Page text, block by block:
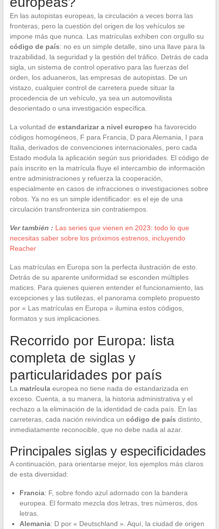
En las autopistas europeas, la circulación a veces borra las
fronteras, pero la cuestión del origen de los vehículos se
impone más que nunca. Las matrículas exhiben con orgullo su
código de país: no es un simple detalle, sino una llave para la
trazabilidad, la seguridad y la gestión del tráfico. Detrás de cada
sigla, un sistema de control operativo para las fuerzas del
orden, los aduaneros, las empresas de autopistas. De un
vistazo, cualquier control de carretera puede situar la
procedencia de un vehículo, ya sea un automovilista
desorientado o una investigación específica.
La voluntad de estandarizar a nivel europeo ha favorecido
códigos homogéneos, F para Francia, D para Alemania, I para
Italia, derivados de convenciones internacionales, pero cada
Estado modula la aplicación según sus prioridades. El código de
país inscrito en la matrícula fluye el intercambio de información
entre administraciones y refuerza la cooperación,
especialmente en casos de infracciones o investigaciones sobre
robos. Ya no es un simple identificador: es el eje de una
circulación transfronteriza sin contratiempos.
Ver también : Las series que vienen en 2023: todo lo que
necesitas saber sobre los próximos estrenos, incluyendo
Reacher
Las matrículas en Europa son la perfecta ilustración de esto.
Detrás de su aparente uniformidad se esconden múltiples
matices. Para quienes quieren entender el funcionamiento, las
excepciones y las sutilezas, el panorama completo propuesto
por « Las matrículas en Europa » ilumina estos códigos,
formatos y sus implicaciones.
Recorrido por Europa: lista
completa de siglas y
particularidades por país
La matrículaeuropea no tiene nada de estandarizada en
exceso. Cuenta, a su manera, la historia administrativa y el
rechazo a la eliminación de la identidad de cada país. En las
carreteras, cada nación reivindica un código de país distinto,
inmediatamente reconocible, que no debe nada al azar.
Principales siglas y especificidades
A continuación, para orientarse mejor, los ejemplos más claros
de esta diversidad:
Francia: F, sobre fondo azul adornado con la bandera
europea. El formato mezcla dos letras, tres números, dos
letras.
Alemania: D por « Deutschland ». Aquí, la ciudad de origen